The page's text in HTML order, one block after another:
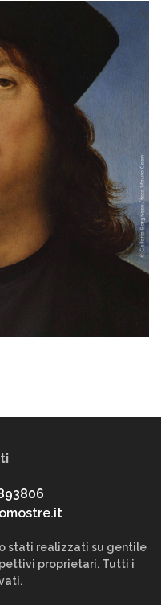
stati realizzati su gentile
proprietari. Tutti i